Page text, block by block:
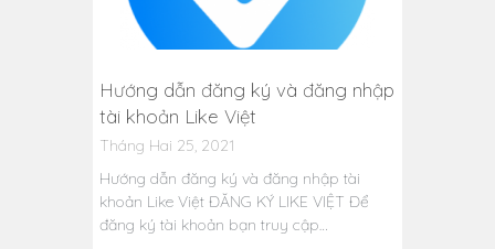
Hướng dẫn đăng ký và đăng nhập
tài khoản Like Việt
Tháng Hai 25, 2021
Hướng dẫn đăng ký và đăng nhập tài
khoản Like Việt ĐĂNG KÝ LIKE VIỆT Để
đăng ký tài khoản bạn truy cập…